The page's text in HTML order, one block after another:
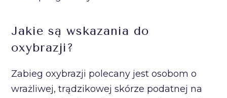
Jakie są wskazania do
oxybrazji?
Zabieg oxybrazji polecany jest osobom o
wrażliwej, trądzikowej skórze podatnej na